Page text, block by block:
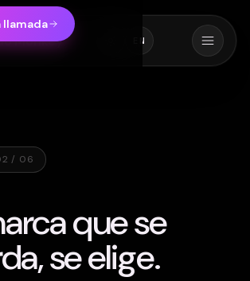
Monkey EN
llamada
/ 06
que se
se elige.